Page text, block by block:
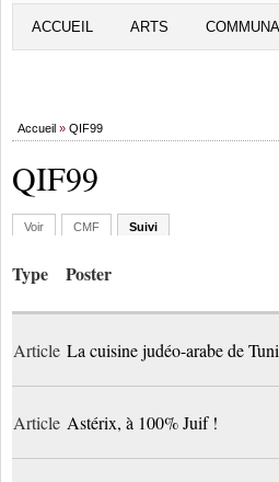
ACCUEIL ARTS
Accueil » QIF99
QIF99
Voir CMF Suivi
Type Poster
Article La cuisine judéo-arabe de
Article Astérix, à 100% Juif !